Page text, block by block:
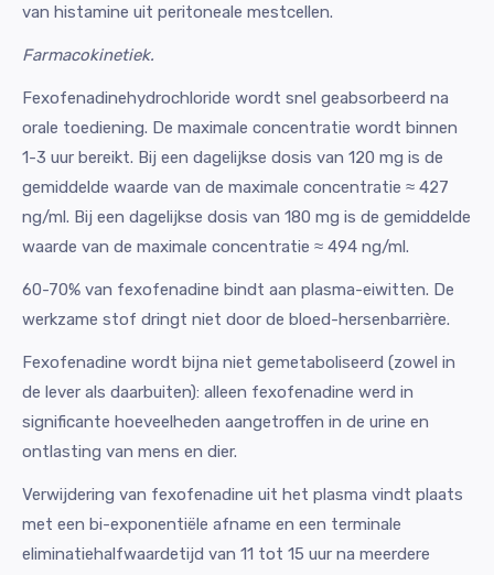
van histamine uit peritoneale mestcellen.
Farmacokinetiek.
Fexofenadinehydrochloride wordt snel geabsorbeerd na
orale toediening. De maximale concentratie wordt binnen
1-3 uur bereikt. Bij een dagelijkse dosis van 120 mg is de
gemiddelde waarde van de maximale concentratie ≈ 427
ng/ml. Bij een dagelijkse dosis van 180 mg is de gemiddelde
waarde van de maximale concentratie ≈ 494 ng/ml.
60-70% van fexofenadine bindt aan plasma-eiwitten. De
werkzame stof dringt niet door de bloed-hersenbarrière.
Fexofenadine wordt bijna niet gemetaboliseerd (zowel in
de lever als daarbuiten): alleen fexofenadine werd in
significante hoeveelheden aangetroffen in de urine en
ontlasting van mens en dier.
Verwijdering van fexofenadine uit het plasma vindt plaats
met een bi-exponentiële afname en een terminale
eliminatiehalfwaardetijd van 11 tot 15 uur na meerdere